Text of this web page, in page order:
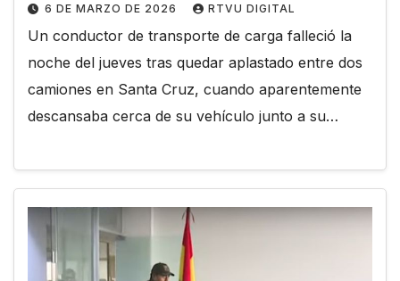
6 DE MARZO DE 2026 RTVU DIGITAL
Un conductor de transporte de carga falleció la
noche del jueves tras quedar aplastado entre dos
camiones en Santa Cruz, cuando aparentemente
descansaba cerca de su vehículo junto a su…